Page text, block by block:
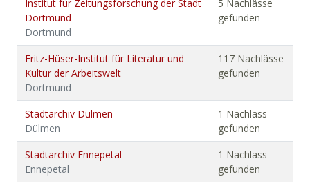
Institut für Zeitungsforschung der Stadt
Dortmund
Dortmund
5 Nachlässe
gefunden
Fritz-Hüser-Institut für Literatur und
Kultur der Arbeitswelt
Dortmund
117 Nachlässe
gefunden
Stadtarchiv Dülmen
Dülmen
1 Nachlass
gefunden
Stadtarchiv Ennepetal
Ennepetal
1 Nachlass
gefunden